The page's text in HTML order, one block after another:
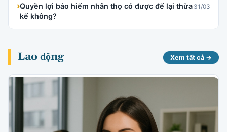
›Quyền lợi bảo hiểm nhân thọ có được để lại thừa
kế không?
31/03
Lao động Xem tất cả →